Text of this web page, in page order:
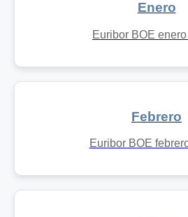
Enero
Euribor BOE
Febrero
Euribor BOE